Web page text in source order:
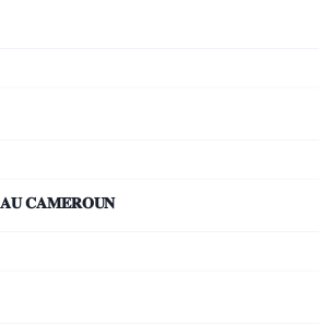
𝐃𝐀𝐍𝐒 𝐋’𝐎𝐌𝐁𝐑𝐄 𝐃𝐄𝐒 𝐌𝐔𝐒𝐄́𝐄𝐒 : 𝐋𝐄 𝐂𝐎𝐌𝐁𝐀𝐓 𝐒𝐈𝐋𝐄𝐍𝐂𝐈𝐄𝐔𝐗 𝐃𝐄𝐒 𝐂𝐎𝐍𝐒𝐄𝐑𝐕𝐀𝐓𝐄𝐔𝐑𝐒 𝐀𝐔 𝐂𝐀𝐌𝐄𝐑𝐎𝐔𝐍